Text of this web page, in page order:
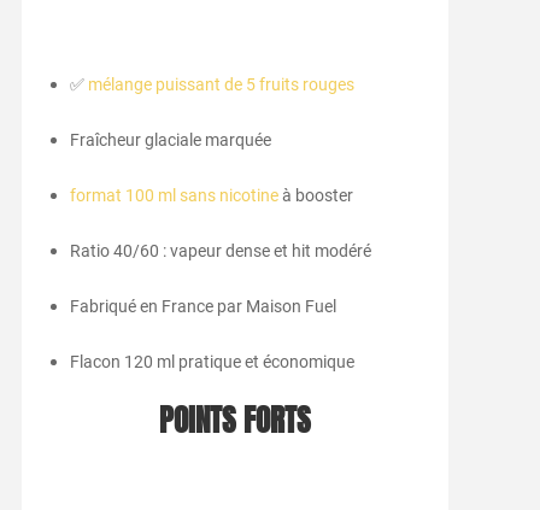
✅ mélange puissant de 5 fruits rouges
Fraîcheur glaciale marquée
format 100 ml sans nicotineà booster
Ratio 40/60 : vapeur dense et hit modéré
Fabriqué en France par Maison Fuel
Flacon 120 ml pratique et économique
POINTS FORTS